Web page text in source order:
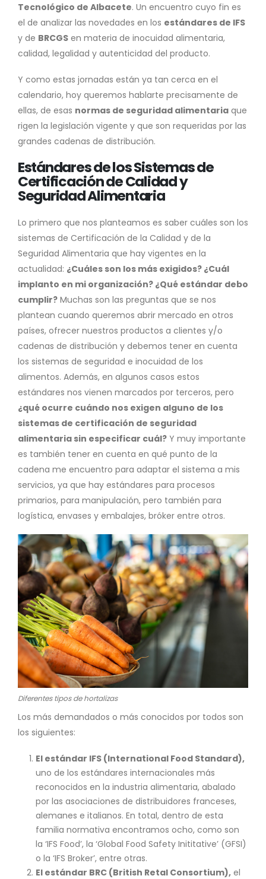
Tecnológico de Albacete. Un encuentro cuyo fin es
el de analizar las novedades en los estándares de IFS
y de BRCGS en materia de inocuidad alimentaria,
calidad, legalidad y autenticidad del producto.
Y como estas jornadas están ya tan cerca en el
calendario, hoy queremos hablarte precisamente de
ellas, de esas normas de seguridad alimentaria que
rigen la legislación vigente y que son requeridas por las
grandes cadenas de distribución.
Estándares de los Sistemas de
Certificación de Calidad y
Seguridad Alimentaria
Lo primero que nos planteamos es saber cuáles son los
sistemas de Certificación de la Calidad y de la
Seguridad Alimentaria que hay vigentes en la
actualidad: ¿Cuáles son los más exigidos? ¿Cuál
implanto en mi organización? ¿Qué estándar debo
cumplir? Muchas son las preguntas que se nos
plantean cuando queremos abrir mercado en otros
países, ofrecer nuestros productos a clientes y/o
cadenas de distribución y debemos tener en cuenta
los sistemas de seguridad e inocuidad de los
alimentos. Además, en algunos casos estos
estándares nos vienen marcados por terceros, pero
¿qué ocurre cuándo nos exigen alguno de los
sistemas de certificación de seguridad
alimentaria sin especificar cuál? Y muy importante
es también tener en cuenta en qué punto de la
cadena me encuentro para adaptar el sistema a mis
servicios, ya que hay estándares para procesos
primarios, para manipulación, pero también para
logística, envases y embalajes, bróker entre otros.
Diferentes tipos de hortalizas
Los más demandados o más conocidos por todos son
los siguientes:
El estándar IFS (International Food Standard),
uno de los estándares internacionales más
reconocidos en la industria alimentaria, abalado
por las asociaciones de distribuidores franceses,
alemanes e italianos. En total, dentro de esta
familia normativa encontramos ocho, como son
la ‘IFS Food’, la ‘Global Food Safety Inititative’ (GFSI)
o la ‘IFS Broker’, entre otras.
El estándar BRC (British Retal Consortium),el